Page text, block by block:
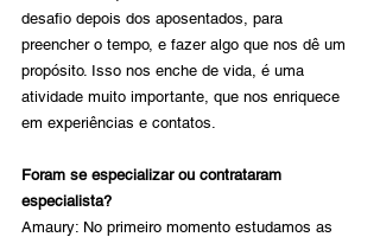
desafio depois dos aposentados, para
preencher o tempo, e fazer algo que nos dê um
propósito. Isso nos enche de vida, é uma
atividade muito importante, que nos enriquece
em experiências e contatos.
Foram se especializar ou contrataram
especialista?
Amaury: No primeiro momento estudamos as